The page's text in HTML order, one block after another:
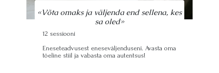
«Võta omaks ja väljenda end sellena, kes
sa oled»
12 sessiooni
Eneseteadvusest eneseväljenduseni. Avasta oma
tõeline stiil ja vabasta oma autentsus!